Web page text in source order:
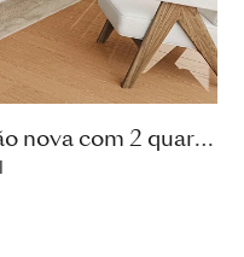
apartamento de construção nova com 2 quartos